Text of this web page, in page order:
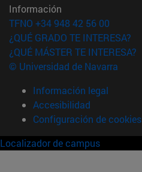
Información
TFNO +34 948 42 56 00
¿QUÉ GRADO TE INTERESA?
¿QUÉ MÁSTER TE INTERESA?
© Universidad de Navarra
Información legal
Accesibilidad
Configuración de cookies
Localizador de campus